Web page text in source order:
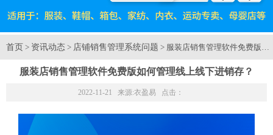
首页 > 资讯动态 > 店铺销售管理系统问题 > 服装店销售管理软件免费版
服装店销售管理软件免费版如何管理线上线下进销存？
2022-11-21 来源:衣盈易 点击：